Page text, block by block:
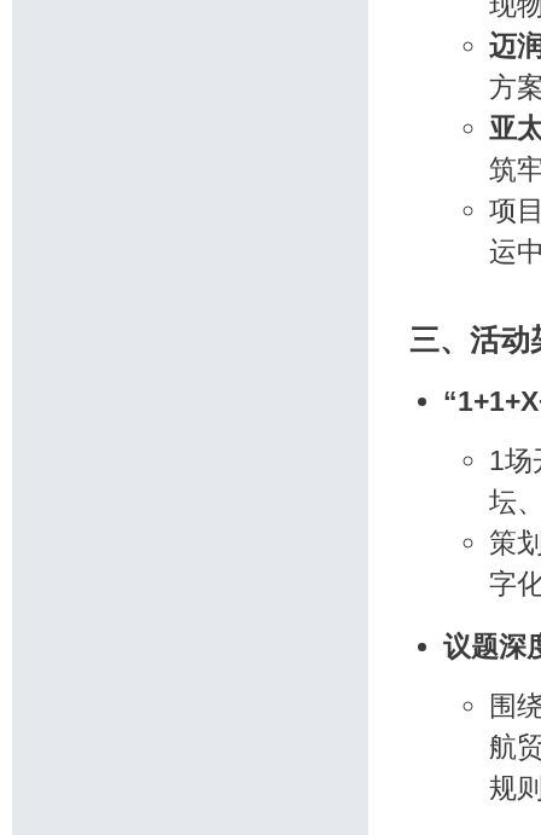
迈
方
亚
筑
项
运
三、活动
1场
坛
策
字
议题深
围
航
规